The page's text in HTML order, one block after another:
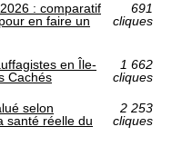
: comparatif
en faire un
691
cliques
en Île-
Cachés
1 662
cliques
selon
santé réelle du
2 253
cliques